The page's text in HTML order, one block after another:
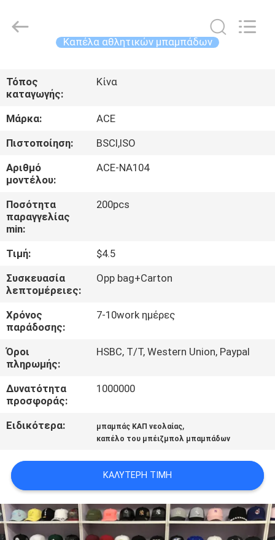
ΠΡΟΪΌΝΤΑ
ΠΕΡΊΠΟΥ
ΕΜΕΊΣ
ΓΎΡΟΣ
ΕΡΓΟΣΤΑΣΊΩΝ
ΠΟΙΟΤΙΚΌΣ
ΈΛΕΓΧΟΣ
ΜΑΣ
ΕΛΆΤΕ
ΣΕ
ΕΠΑΦΉ
ΜΕ
ΠΕΡΙΠΤΏΣΕΙΣ
SITEMAP
Manufacturing
Καπέλα αθλητικών μπαμπάδων
Τόπος
καταγωγής:
Κίνα
Μάρκα:
ACE
Πιστοποίηση:
BSCI,ISO
Αριθμό
μοντέλου:
ACE-NA104
Ποσότητα
παραγγελίας
min:
200pcs
Τιμή:
$4.5
Συσκευασία
λεπτομέρειες:
Opp bag+Carton
Χρόνος
παράδοσης:
7-10work ημέρες
Όροι
πληρωμής:
HSBC, T/T, Western Union, Paypal
Δυνατότητα
προσφοράς:
1000000
Ειδικότερα: μπαμπάς ΚΑΠ νεολαίας,
καπέλο του μπέιζμπολ μπαμπάδων
ΚΑΛΎΤΕΡΗ ΤΙΜΉ